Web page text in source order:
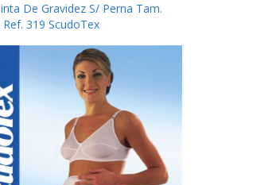
De Gravidez S/ Perna Tam.
Ref. 319 ScudoTex